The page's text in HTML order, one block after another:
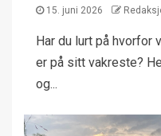
15. juni 2026
Har du lurt på hvorfor
er på sitt vakreste?
og...